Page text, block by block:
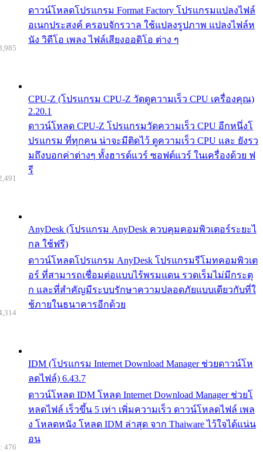
ดาวน์โหลดโปรแกรม Format Factory โปรแกรมแปลงไฟล์
อเนกประสงค์ ครอบจักรวาล ใช้แปลงรูปภาพ แปลงไฟล์ห
นัง วิดีโอ เพลง ไฟล์เสียงออดิโอ ต่าง ๆ
CPU-Z (โปรแกรม CPU-Z วัดดูความเร็ว CPU เครื่องคุณ)
2.20.1
ดาวน์โหลด CPU-Z โปรแกรมวัดความเร็ว CPU อีกหนึ่งโ
ปรแกรม ที่ทุกคน น่าจะมีติดไว้ ดูความเร็ว CPU และ ยังรว
มถึงบอกค่าต่างๆ ทั้งฮารด์แวร์ ซอฟต์แวร์ ในเครื่องด้วย ฟ
รี
AnyDesk (โปรแกรม AnyDesk ควบคุมคอมพิวเตอร์ระยะไ
กล ใช้ฟรี)
ดาวน์โหลดโปรแกรม AnyDesk โปรแกรมรีโมทคอมพิวเต
อร์ ที่สามารถเชื่อมต่อแบบไร้พรมแดน รวดเร็มไม่มีกระตุ
ก และที่สำคัญมีระบบรักษาความปลอดภัยแบบเดียวกับที่ใ
ช้ภายในธนาคารอีกด้วย
IDM (โปรแกรม Internet Download Manager ช่วยดาวน์โห
ลดไฟล์) 6.43.7
ดาวน์โหลด IDM โหลด Internet Download Manager ช่วยโ
หลดไฟล์ เร็วขึ้น 5 เท่า เพิ่มความเร็ว ดาวน์โหลดไฟล์ เพล
ง โหลดหนัง โหลด IDM ล่าสุด จาก Thaiware ไว้ใจได้แน่น
อน
476